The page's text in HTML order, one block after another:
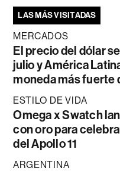
LAS MÁS VISITADAS
MERCADOS
El precio del dólar
julio y América
moneda más fuerte
ESTILO DE VIDA
Omega x Swatch
con oro para
del Apollo 11
ARGENTINA